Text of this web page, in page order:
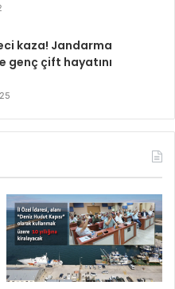
kaza! Jandarma
genç çift hayatını